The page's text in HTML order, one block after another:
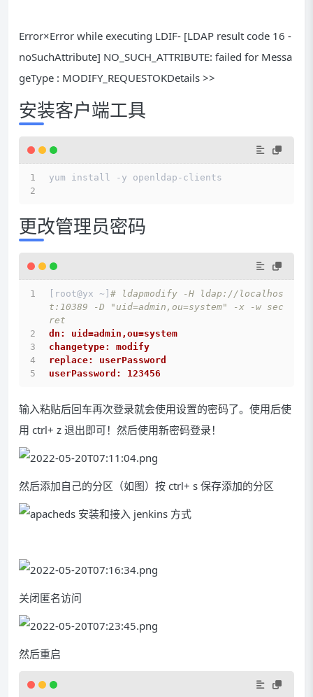
Error×Error while executing LDIF- [LDAP result code 16 -
noSuchAttribute] NO_SUCH_ATTRIBUTE: failed for Messa
geType : MODIFY_REQUESTOKDetails >>
安装客户端工具
yum install -y openldap-clients
更改管理员密码
[root@yx ~] # ldapmodify -H ldap://localhos
t:10389 -D "uid=admin,ou=system" -x -w sec
ret
dn: uid=admin,ou=system
changetype: modify
replace: userPassword
userPassword: 123456
输入粘贴后回车再次登录就会使用设置的密码了。使用后使
用 ctrl+ z 退出即可！然后使用新密码登录！
然后添加自己的分区（如图）按 ctrl+ s 保存添加的分区
关闭匿名访问
然后重启